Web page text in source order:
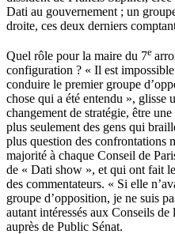
Dati au gouvernement ; un
droite, ces deux derniers
Quel rôle pour la maire du 7e
configuration ? « Il est
conduire le premier groupe
chose qui a été entendu », glisse
changement de stratégie, être
plus seulement des gens qui
plus question des confrontations
majorité à chaque Conseil de
de « Dati show », et qui ont fait
des commentateurs. « Si elle
groupe d’opposition, je ne suis
autant intéressés aux Conseils
auprès de Public Sénat.